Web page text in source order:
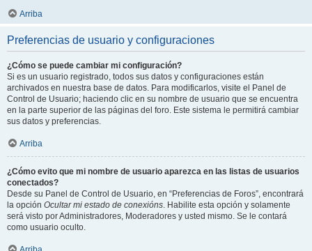
Arriba
Preferencias de usuario y configuraciones
¿Cómo se puede cambiar mi configuración?
Si es un usuario registrado, todos sus datos y configuraciones están
archivados en nuestra base de datos. Para modificarlos, visite el Panel de
Control de Usuario; haciendo clic en su nombre de usuario que se encuentra
en la parte superior de las páginas del foro. Este sistema le permitirá cambiar
sus datos y preferencias.
Arriba
¿Cómo evito que mi nombre de usuario aparezca en las listas de usuarios
conectados?
Desde su Panel de Control de Usuario, en “Preferencias de Foros”, encontrará
la opción Ocultar mi estado de conexións. Habilite esta opción y solamente
será visto por Administradores, Moderadores y usted mismo. Se le contará
como usuario oculto.